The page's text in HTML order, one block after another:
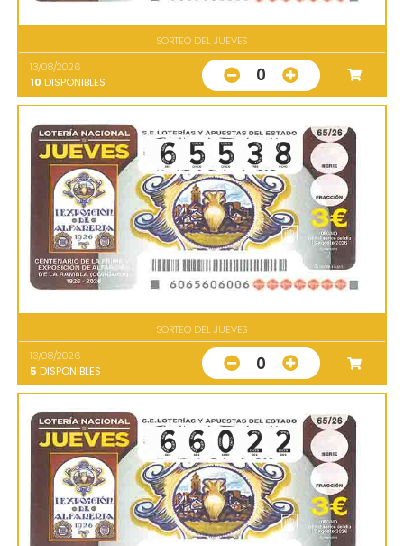
SORTEO DEL JUEVES
13/08/2026
10 DISPONIBLES 0
SORTEO DEL JUEVES
13/08/2026
5 DISPONIBLES 0